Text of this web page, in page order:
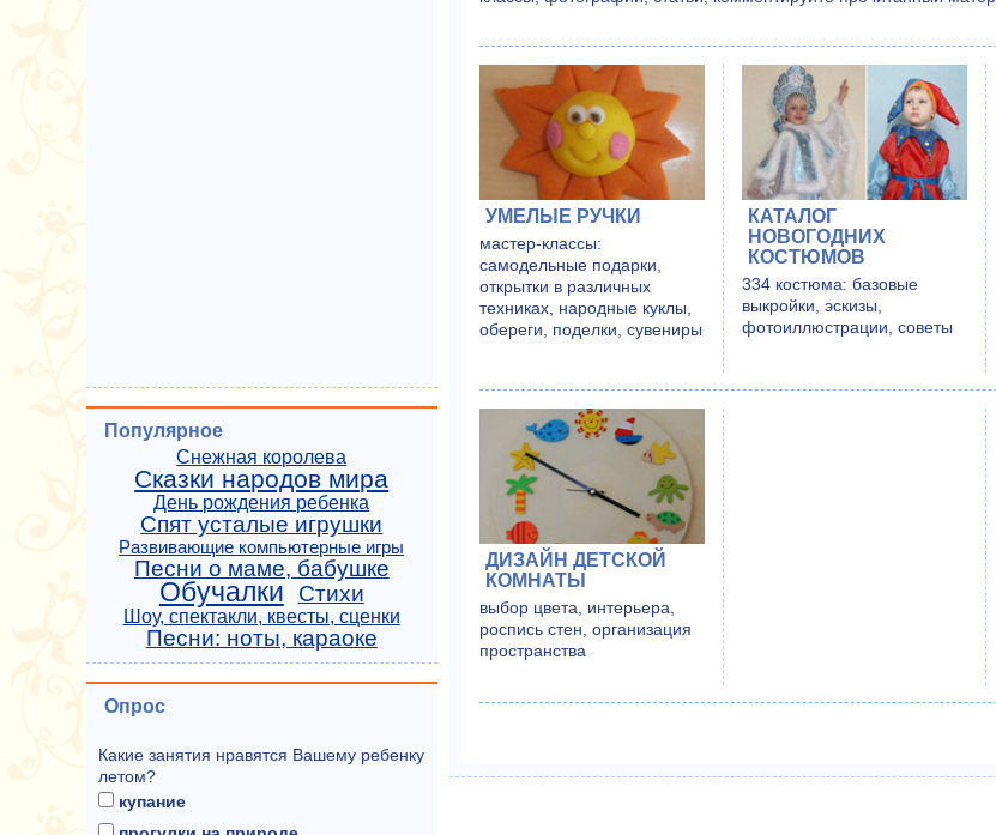
УМЕЛЫЕ РУЧКИ
мастер-классы:
самодельные подарки,
открытки в различных
техниках, народные куклы,
обереги, поделки, сувениры
КАТАЛОГ
НОВОГОДНИХ
КОСТЮМОВ
334 костюма: базовые
выкройки, эскизы,
фотоиллюстрации, советы
ДИЗАЙН ДЕТСКОЙ
КОМНАТЫ
выбор цвета, интерьера,
роспись стен, организация
пространства
Популярное
Снежная королева
Сказки народов мира
День рождения ребенка
Спят усталые игрушки
Развивающие компьютерные игры
Песни о маме, бабушке
Обучалки Стихи
Шоу, спектакли, квесты, сценки
Песни: ноты, караоке
Опрос
Какие занятия нравятся Вашему ребенку
летом?
купание